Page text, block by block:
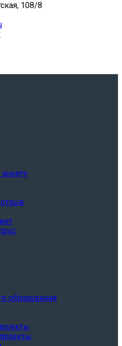
108/8
образования